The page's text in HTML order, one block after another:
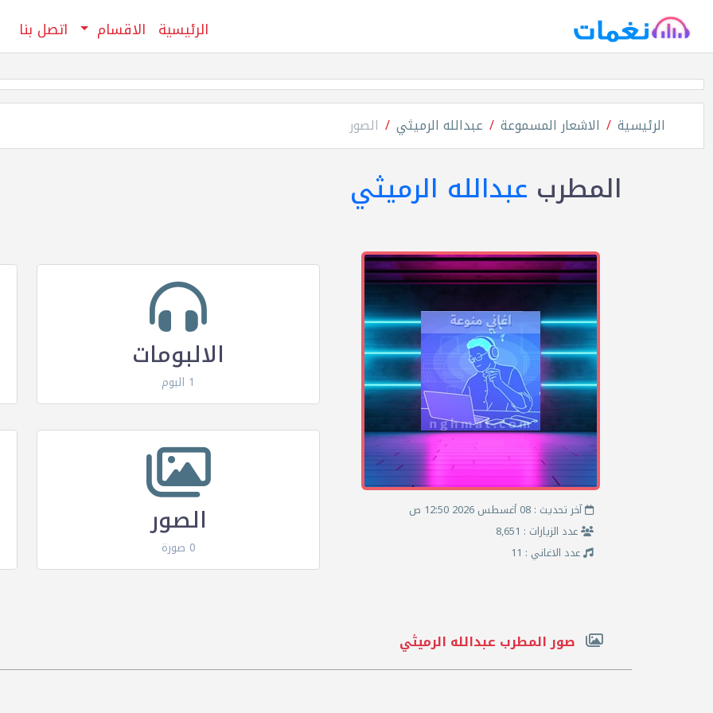
الرئيسية الاقسام اتصل بنا
الرئيسية الاشعار المسموعة عبدالله الرميثي الصور
المطرب عبدالله الرميثي
آخر تحديث : 08 أغسطس 2026 12:50 ص
عدد الزيارات : 8,651
عدد الاغاني : 11
الالبومات
1 البوم
الصور
0 صورة
صور المطرب عبدالله الرميثي